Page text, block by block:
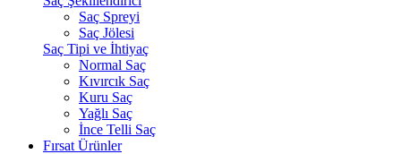
Saç Spreyi
Saç Jölesi
Saç Tipi ve İhtiyaç
Normal Saç
Kıvırcık Saç
Kuru Saç
Yağlı Saç
İnce Telli Saç
Fırsat Ürünler